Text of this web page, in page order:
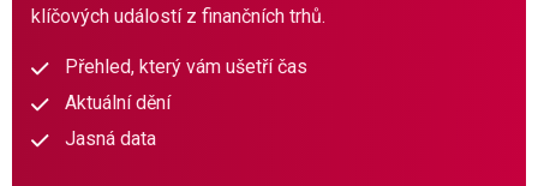
klíčových událostí z finančních trhů.
Přehled, který vám ušetří čas
Aktuální dění
Jasná data